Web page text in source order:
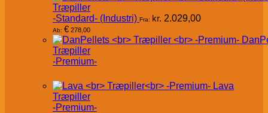
Træpiller
-Standard- (Industri) Fra: kr. 2.029,00
Ab: € 278,00
Træpiller
-Premium-
Lava
Træpiller
-Premium-